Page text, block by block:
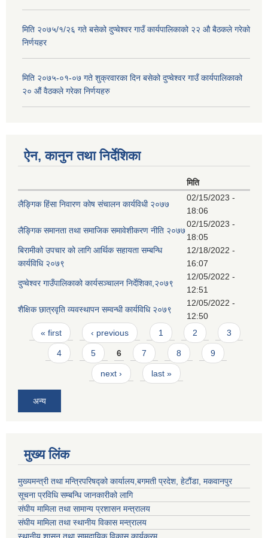
मिति २०७५/१/२६ गते बसेको दुप्चेश्वर गाउँ कार्यपालिकाको २२ औ बैठकले गरेको
निर्णयहर
मिति २०७५-०१-०७ गते शुक्रवारका दिन बसेको दुप्चेश्वर गाउँ कार्यपालिकाको
२० औं वैठकले गरेका निर्णयहरु
ऐन, कानुन तथा निर्देशिका
मिति
लैङ्गिक हिंसा निवारण कोष संचालन कार्यविधी २०७७
02/15/2023 -
18:06
लैङ्गिक समानता तथा समाजिक समावेशीकरण नीति २०७७
02/15/2023 -
18:05
बिरामीको उपचार को लागि आर्थिक सहायता सम्बन्धि
कार्यविधि २०७९
12/18/2022 -
16:07
दुप्चेश्वर गाउँपालिकाको कार्यसञ्चालन निर्देशिका,२०७९
12/05/2022 -
12:51
शैक्षिक छात्रवृति व्यवस्थापन सम्वन्धी कार्यविधि २०७९
12/05/2022 -
12:50
Pages
« first ‹ previous 1 2 3
4 5 6 7 8 9
next › last »
अन्य
मुख्य लिंक
मुख्यमन्त्री तथा मन्त्रिपरिषद्को कार्यालय,बगमती प्रदेश, हेटौंडा, मकवानपुर
सूचना प्रविधि सम्बन्धि जानकारीको लागि
संघीय मामिला तथा सामान्य प्रशासन मन्त्रालय
संघीय मामिला तथा स्थानीय विकास मन्त्रालय